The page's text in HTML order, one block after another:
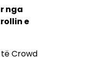
nga
e
Crowd